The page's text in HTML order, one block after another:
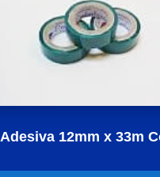
12mm x 33m